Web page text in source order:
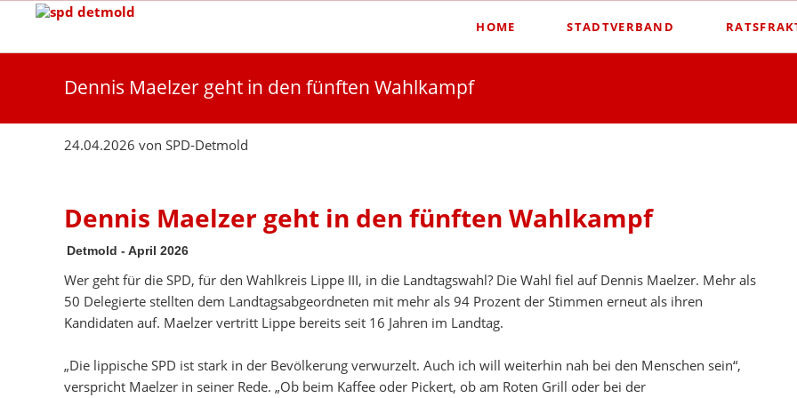
HOME STADTVERBAND
Dennis Maelzer geht in den fünften Wahlkampf
24.04.2026 von SPD-Detmold
Dennis Maelzer geht in den fünften Wahlkampf
Detmold - April 2026
Wer geht für die SPD, für den Wahlkreis Lippe III, in die Landtagswahl? Die Wahl fiel auf Dennis Maelzer. Mehr als
50 Delegierte stellten dem Landtagsabgeordneten mit mehr als 94 Prozent der Stimmen erneut als ihren
Kandidaten auf. Maelzer vertritt Lippe bereits seit 16 Jahren im Landtag.
„Die lippische SPD ist stark in der Bevölkerung verwurzelt. Auch ich will weiterhin nah bei den Menschen sein“,
verspricht Maelzer in seiner Rede. „Ob beim Kaffee oder Pickert, ob am Roten Grill oder bei der